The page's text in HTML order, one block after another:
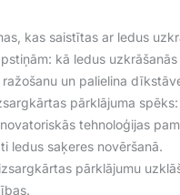
kas saistītas ar ledus
kā ledus uzkrāšanās
un palielina
pārklājuma
tehnoloģijas
ledus saķeres novēršanā.
pārklājumu